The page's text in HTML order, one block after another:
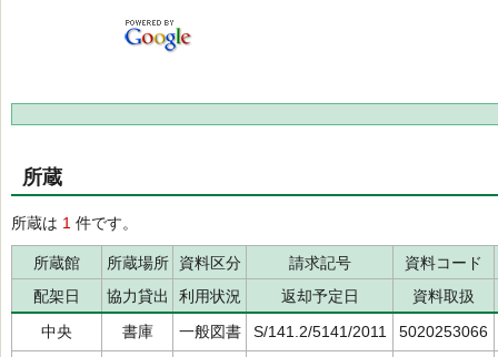
所蔵
所蔵は 1 件です。
所蔵館 所蔵場所 資料区分 請求記号
資料コード
配架日
協力貸出 利用状況 返却予定日
資料取扱
中央
書庫 一般図書 S/141.2/5141/2011
5020253066